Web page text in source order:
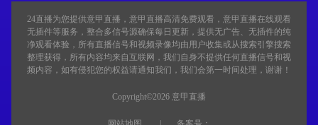
24直播为您提供意甲直播，意甲直播高清免费观看，意甲直播在线观看
无插件等服务，整合多信号源确保每日更新，提供无广告、无插件的纯
净观看体验，所有直播信号和视频录像均由用户收集或从搜索引擎搜索
整理获得，所有内容均来自互联网，我们自身不提供任何直播信号和视
频内容，如有侵犯您的权益请通知我们，我们会第一时间处理，谢谢！
Copyright©2026 意甲直播